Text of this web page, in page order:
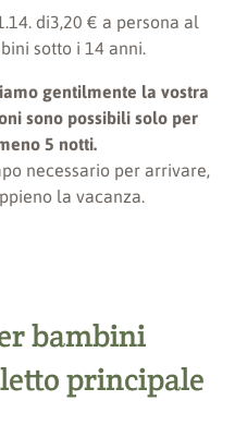
di3,20 € a persona al
sotto i 14 anni.
gentilmente la vostra
sono possibili solo per
5 notti.
necessario per arrivare,
la vacanza.
bambini
principale